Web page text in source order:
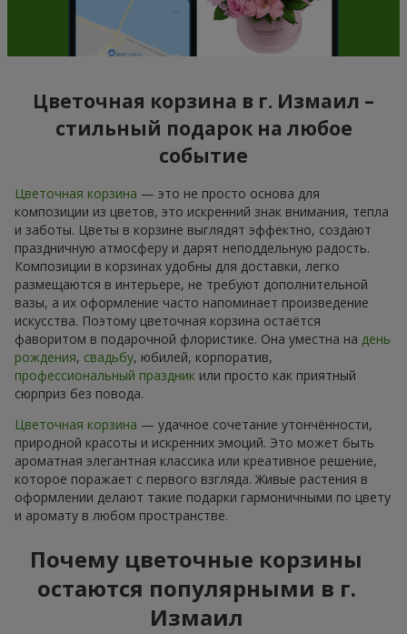
Цветочная корзина в г. Измаил –
стильный подарок на любое
событие
Цветочная корзина — это не просто основа для
композиции из цветов, это искренний знак внимания, тепла
и заботы. Цветы в корзине выглядят эффектно, создают
праздничную атмосферу и дарят неподдельную радость.
Композиции в корзинах удобны для доставки, легко
размещаются в интерьере, не требуют дополнительной
вазы, а их оформление часто напоминает произведение
искусства. Поэтому цветочная корзина остаётся
фаворитом в подарочной флористике. Она уместна на день
рождения, свадьбу, юбилей, корпоратив,
профессиональный праздник или просто как приятный
сюрприз без повода.
Цветочная корзина — удачное сочетание утончённости,
природной красоты и искренних эмоций. Это может быть
ароматная элегантная классика или креативное решение,
которое поражает с первого взгляда. Живые растения в
оформлении делают такие подарки гармоничными по цвету
и аромату в любом пространстве.
Почему цветочные корзины
остаются популярными в г.
Измаил